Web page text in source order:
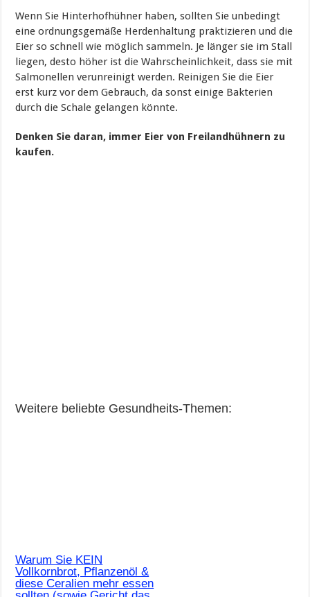
Wenn Sie Hinterhofhühner haben, sollten Sie unbedingt
eine ordnungsgemäße Herdenhaltung praktizieren und die
Eier so schnell wie möglich sammeln. Je länger sie im Stall
liegen, desto höher ist die Wahrscheinlichkeit, dass sie mit
Salmonellen verunreinigt werden. Reinigen Sie die Eier
erst kurz vor dem Gebrauch, da sonst einige Bakterien
durch die Schale gelangen könnte.
Denken Sie daran, immer Eier von Freilandhühnern zu
kaufen.
Weitere beliebte Gesundheits-Themen:
Warum Sie KEIN
Vollkornbrot, Pflanzenöl &
diese Ceralien mehr essen